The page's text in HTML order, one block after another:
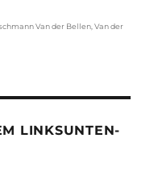
Van der Bellen ,Van der
LINKSUNTEN-